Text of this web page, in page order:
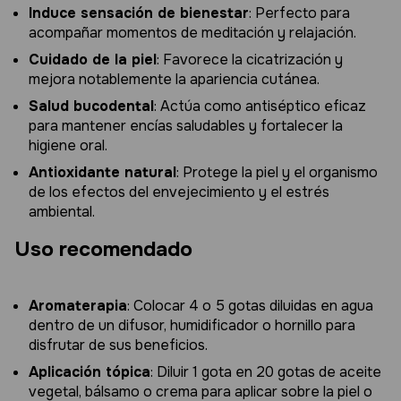
Induce sensación de bienestar: Perfecto para
acompañar momentos de meditación y relajación.
Cuidado de la piel: Favorece la cicatrización y
mejora notablemente la apariencia cutánea.
Salud bucodental: Actúa como antiséptico eficaz
para mantener encías saludables y fortalecer la
higiene oral.
Antioxidante natural: Protege la piel y el organismo
de los efectos del envejecimiento y el estrés
ambiental.
Uso recomendado
Aromaterapia: Colocar 4 o 5 gotas diluidas en agua
dentro de un difusor, humidificador o hornillo para
disfrutar de sus beneficios.
Aplicación tópica: Diluir 1 gota en 20 gotas de aceite
vegetal, bálsamo o crema para aplicar sobre la piel o